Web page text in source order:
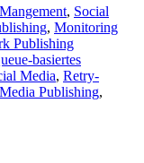
, Social
, Monitoring
Publishing
basiertes
Media, Retry-
Publishing,